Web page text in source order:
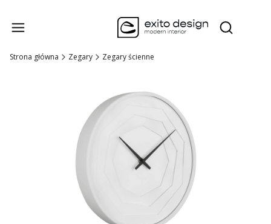
Otwórz
Strona główna Zegary Zegary ścienne